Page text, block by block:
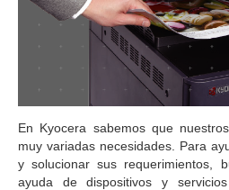
En Kyocera sabemos que
muy variadas necesidades. Para
y solucionar sus requerimientos,
ayuda de dispositivos y